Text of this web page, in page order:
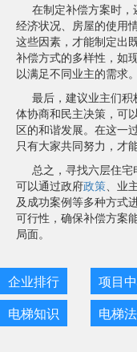
在制定补偿方案时
经济状况、房屋的使用
这些因素，才能制定出
补偿方式的多样性，如
以满足不同业主的需求。
最后，建议业主们
体协商和民主决策，可
区的和谐发展。在这一
只有大家共同努力，才
总之，寻找六层住宅
可以通过政府政策、业
及成功案例等多种方式
可行性，确保补偿方案
局面。
企业排行 项目
电梯知识
电梯